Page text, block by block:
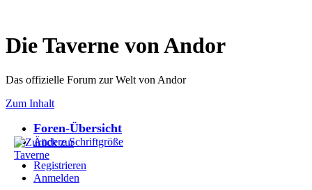
Die Taverne von Andor
Das offizielle Forum zur Welt von Andor
Zum Inhalt
Foren-Übersicht
Ändere Schriftgröße
Registrieren
Anmelden